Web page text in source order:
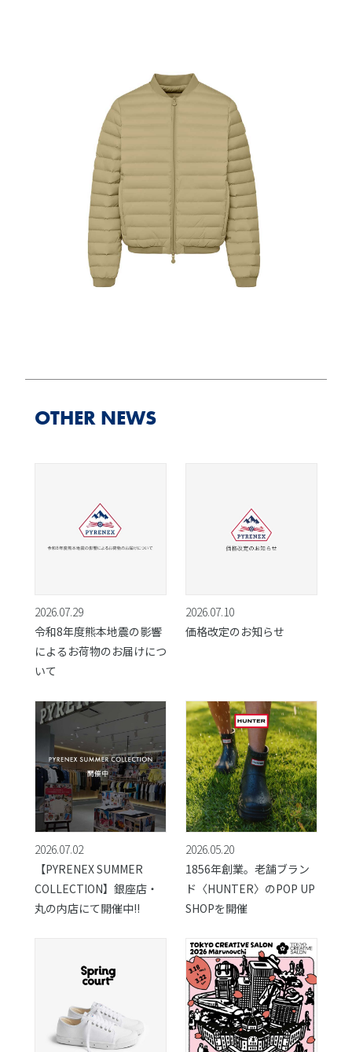
OTHER NEWS
2026.07.29
令和8年度熊本地震の影響
によるお荷物のお届けにつ
いて
2026.07.10
価格改定のお知らせ
2026.07.02
【PYRENEX SUMMER
COLLECTION】銀座店・
丸の内店にて開催中!!
2026.05.20
1856年創業。老舗ブラン
ド〈HUNTER〉のPOP UP
SHOPを開催